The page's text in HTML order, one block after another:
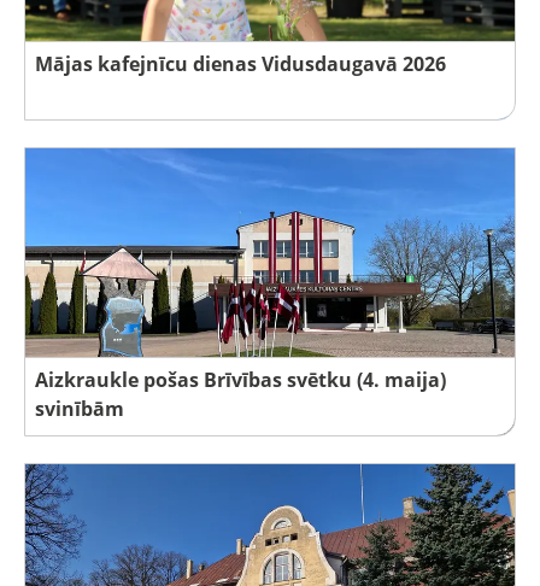
Mājas kafejnīcu dienas Vidusdaugavā 2026
Aizkraukle pošas Brīvības svētku (4. maija)
svinībām